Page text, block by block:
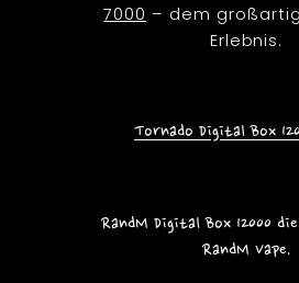
7000 – dem
Erlebnis.
Tornado Digital Box
RandM Digital Box 12000
RandM Vape.